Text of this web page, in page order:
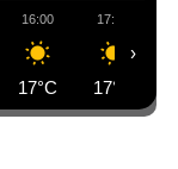
16:00
17°C
17:00
17°C
›